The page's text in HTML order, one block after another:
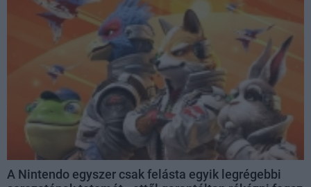
A Nintendo egyszer csak felásta egyik legrégebbi